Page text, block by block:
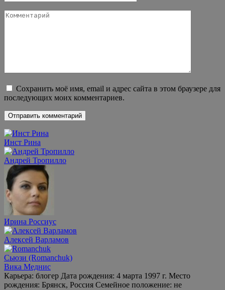
Комментарий
Сохранить моё имя, email и адрес сайта в этом браузере для
последующих моих комментариев.
Инст Рина
Андрей Тропилло
Ирина Россиус
Алексей Варламов
Сьюзи (Romanchuk)
Вика Меднис
Карьера: блогер Дата рождения: 4 марта 1997 г. Место
рождения: Брянск, Россия Семейное положение: не